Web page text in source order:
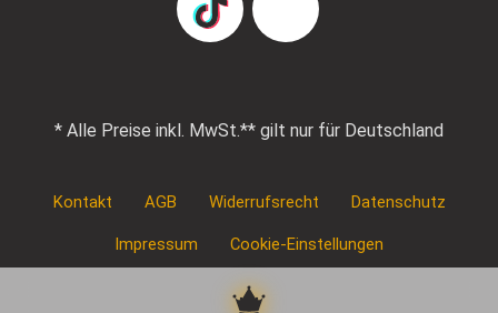
TikTok Pinterest
* Alle Preise inkl. MwSt.** gilt nur für Deutschland
Kontakt AGB Widerrufsrecht Datenschutz
Impressum Cookie-Einstellungen